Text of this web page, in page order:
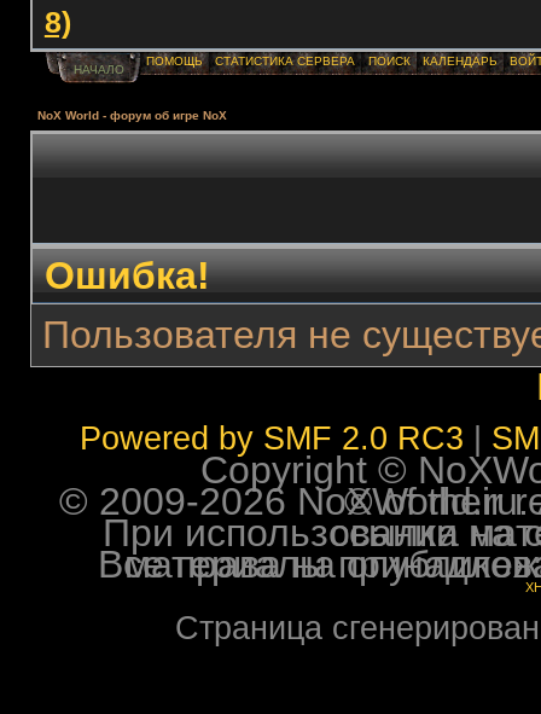
8)
НАЧАЛО
ПОМОЩЬ СТАТИСТИКА СЕРВЕРА ПОИСК КАЛЕНДАРЬ
NoX World - форум об игре NoX
Ошибка!
Пользователя не
Powered by SMF 2.0 RC3
Copyright ©
© 2009-2026 NoXWorld.ru. All
При использовании
Все права на опубликованные на форуме
Страница